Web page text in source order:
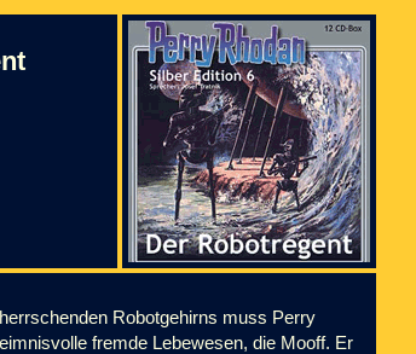
Robotgehirns muss Perry
fremde Lebewesen, die Mooff. Er